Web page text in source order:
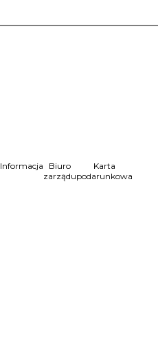
Informacja
Biuro
zarządu
Karta
podarunkowa